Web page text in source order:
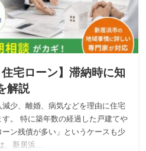
住宅ローン】滞納時に知
解説
少、離婚、病気などを理由に住宅
。 特に築年数の経過した戸建てや
ン残債が多い」というケースも少
、新居浜…